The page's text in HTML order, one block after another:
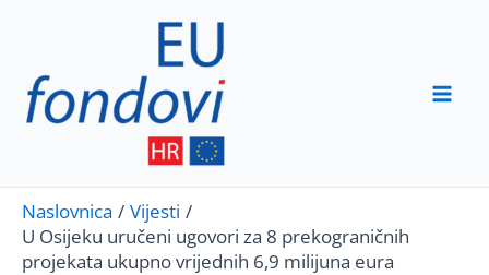
content
Naslovnica
Vijesti
U Osijeku uručeni ugovori za 8 prekograničnih
projekata ukupno vrijednih 6,9 milijuna eura